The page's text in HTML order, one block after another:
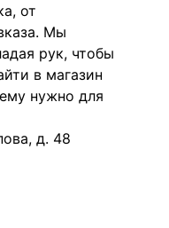
от
Мы
рук, чтобы
в магазин
нужно для
д. 48